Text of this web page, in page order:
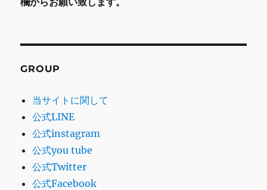
GROUP
当サイトに関して
公式LINE
公式instagram
公式you tube
公式Twitter
公式Facebook